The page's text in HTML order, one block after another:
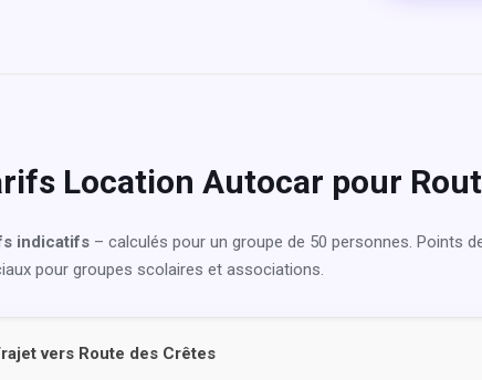
Location Autocar pour
indicatifs – calculés pour un groupe de 50 personnes. Points
pour groupes scolaires et associations.
vers Route des Crêtes